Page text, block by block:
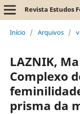
Revista Estudos
Início / Arquivos /
LAZNIK,
Complexo
prisma da